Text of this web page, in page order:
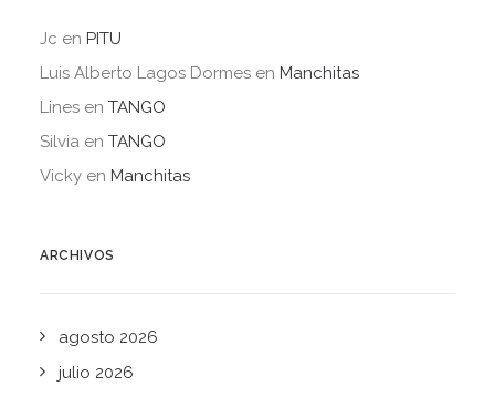
Jc en PITU
Luis Alberto Lagos Dormes en Manchitas
Lines en TANGO
Silvia en TANGO
Vicky en Manchitas
ARCHIVOS
agosto 2026
julio 2026